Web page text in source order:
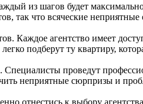
из шагов будет
так что всяческие
Каждое агентство имеет
подберут ту квартиру,
Специалисты проведут
неприятные сюрпризы и
отнестись к выбору